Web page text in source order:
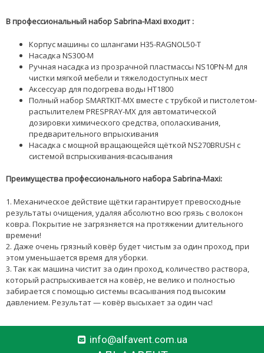
В профессиональный набор Sabrina-Maxi входит :
Корпус машины со шлангами H35-RAGNOL50-T
Насадка NS300-M
Ручная насадка из прозрачной пластмассы NS10PN-M для
чистки мягкой мебели и тяжелодоступных мест
Аксессуар для подогрева воды HT1800
Полный набор SMARTKIT-MX вместе с трубкой и пистолетом-
распылителем PRESPRAY-MX для автоматической
дозировки химического средства, ополаскивания,
предварительного впрыскивания
Насадка с мощной вращающейся щёткой NS270BRUSH с
системой вспрыскивания-всасывания
Преимущества профессионального набора Sabrina-Maxi:
1. Механическое действие щётки гарантирует превосходные
результаты очищения, удаляя абсолютно всю грязь с волокон
ковра. Покрытие не загрязняется на протяжении длительного
времени!
2. Даже очень грязный ковёр будет чистым за один проход, при
этом уменьшается время для уборки.
3. Так как машина чистит за один проход, количество раствора,
который распрыскивается на ковёр, не велико и полностью
забирается с помощью системы всасывания под высоким
давлением. Результат — ковёр высыхает за один час!
info@alfavent.com.ua